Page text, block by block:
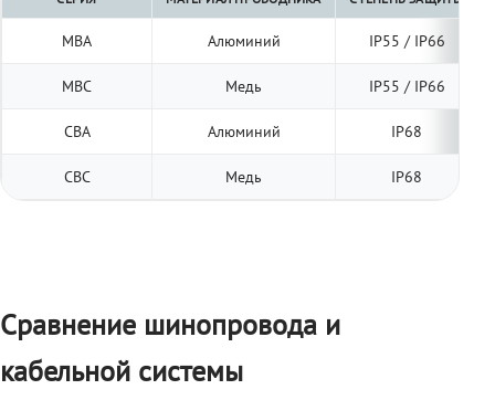
МВА Алюминий IP55 / IP66
МВС Медь IP55 / IP66
СВА Алюминий IP68
СВС Медь IP68
Сравнение шинопровода и
кабельной системы